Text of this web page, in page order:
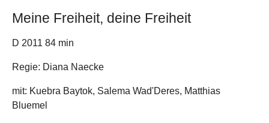
Meine Freiheit, deine Freiheit
D 2011 84 min
Regie: Diana Naecke
mit: Kuebra Baytok, Salema Wad'Deres, Matthias
Bluemel